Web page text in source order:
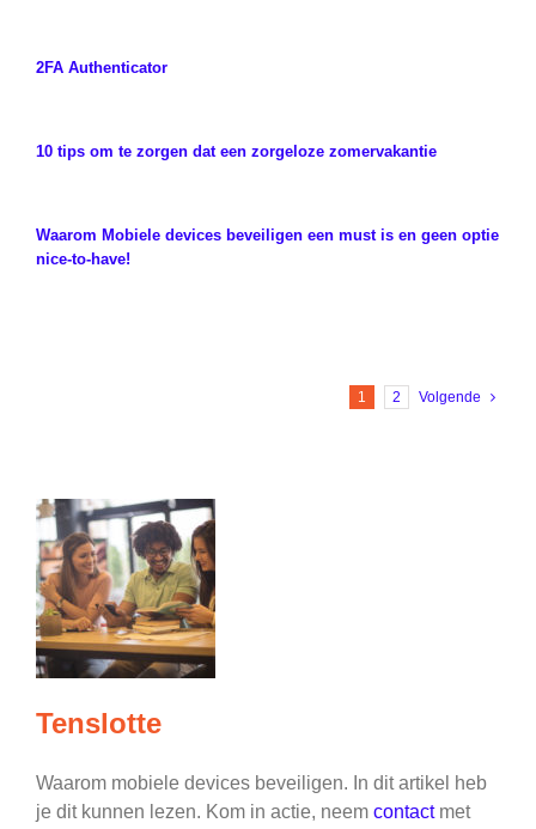
2FA Authenticator
10 tips om te zorgen dat een zorgeloze zomervakantie
Waarom Mobiele devices beveiligen een must is en geen optie
nice-to-have!
1 2 Volgende
Tenslotte
Waarom mobiele devices beveiligen. In dit artikel heb
je dit kunnen lezen. Kom in actie, neem contactmet